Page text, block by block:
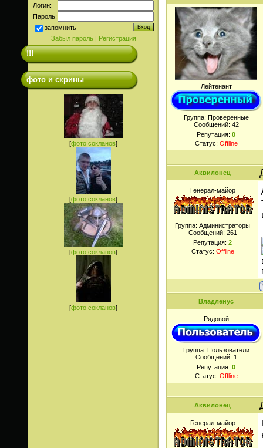
Логин:
Пароль:
запомнить
Забыл пароль| Регистрация
!!!
фото и скрины
[фото сокланов]
[фото сокланов]
[фото сокланов]
[фото сокланов]
Лейтенант
Группа: Проверенные
Сообщений: 42
Репутация: 0
Статус: Offline
Аквилонец
Генерал-майор
Группа: Администраторы
Сообщений: 261
Репутация: 2
Статус: Offline
Владленус
Рядовой
Группа: Пользователи
Сообщений: 1
Репутация: 0
Статус: Offline
Аквилонец
Генерал-майор